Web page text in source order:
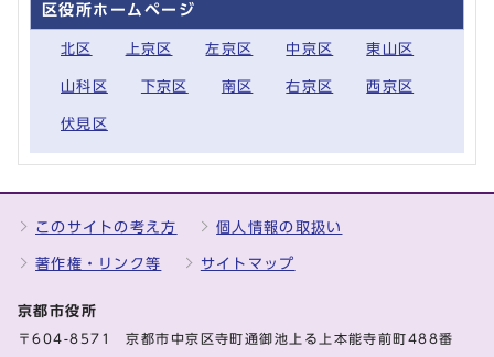
区役所ホームページ
北区 上京区 左京区 中京区 東山区
山科区 下京区 南区 右京区 西京区
伏見区
このサイトの考え方 個人情報の取扱い
著作権・リンク等 サイトマップ
京都市役所
〒604-8571 京都市中京区寺町通御池上る上本能寺前町488番